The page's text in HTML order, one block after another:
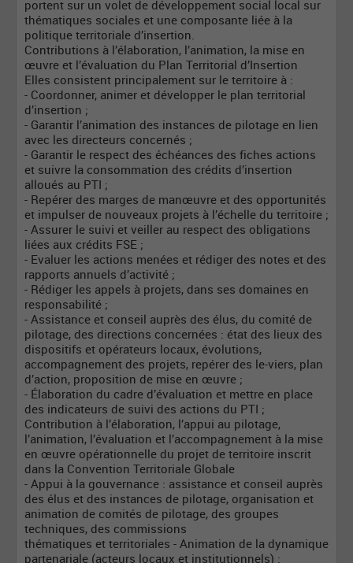
portent sur un volet de développement social local sur
thématiques sociales et une composante liée à la
politique territoriale d’insertion.
Contributions à l’élaboration, l’animation, la mise en
œuvre et l’évaluation du Plan Territorial d’Insertion
Elles consistent principalement sur le territoire à :
- Coordonner, animer et développer le plan territorial
d’insertion ;
- Garantir l’animation des instances de pilotage en lien
avec les directeurs concernés ;
- Garantir le respect des échéances des fiches actions
et suivre la consommation des crédits d’insertion
alloués au PTI ;
- Repérer des marges de manœuvre et des opportunités
et impulser de nouveaux projets à l’échelle du territoire ;
- Assurer le suivi et veiller au respect des obligations
liées aux crédits FSE ;
- Evaluer les actions menées et rédiger des notes et des
rapports annuels d’activité ;
- Rédiger les appels à projets, dans ses domaines en
responsabilité ;
- Assistance et conseil auprès des élus, du comité de
pilotage, des directions concernées : état des lieux des
dispositifs et opérateurs locaux, évolutions,
accompagnement des projets, repérer des le-viers, plan
d’action, proposition de mise en œuvre ;
- Élaboration du cadre d’évaluation et mettre en place
des indicateurs de suivi des actions du PTI ;
Contribution à l’élaboration, l’appui au pilotage,
l’animation, l’évaluation et l’accompagnement à la mise
en œuvre opérationnelle du projet de territoire inscrit
dans la Convention Territoriale Globale
- Appui à la gouvernance : assistance et conseil auprès
des élus et des instances de pilotage, organisation et
animation de comités de pilotage, des groupes
techniques, des commissions
thématiques et territoriales - Animation de la dynamique
partenariale (acteurs locaux et institutionnels) :